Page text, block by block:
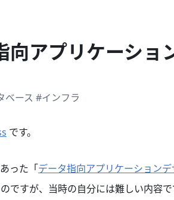
向アプリケーシ
ベース #インフラ
です。
った「データ指向アプリケーションデ
ですが、当時の自分には難しい内容